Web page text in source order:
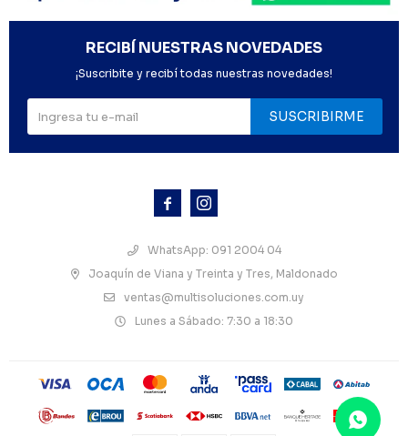
 
WhatsApp: 091 2004 04
Joaquín de Viana y Treinta y Tres, Maldonado
ventas@multisoluciones.com.uy
Lunes a Sábado: 7:30 a 18:30
RECIBÍ NUESTRAS NOVEDADES
¡Suscribite y recibí todas nuestras novedades!
SUSCRIBIRME